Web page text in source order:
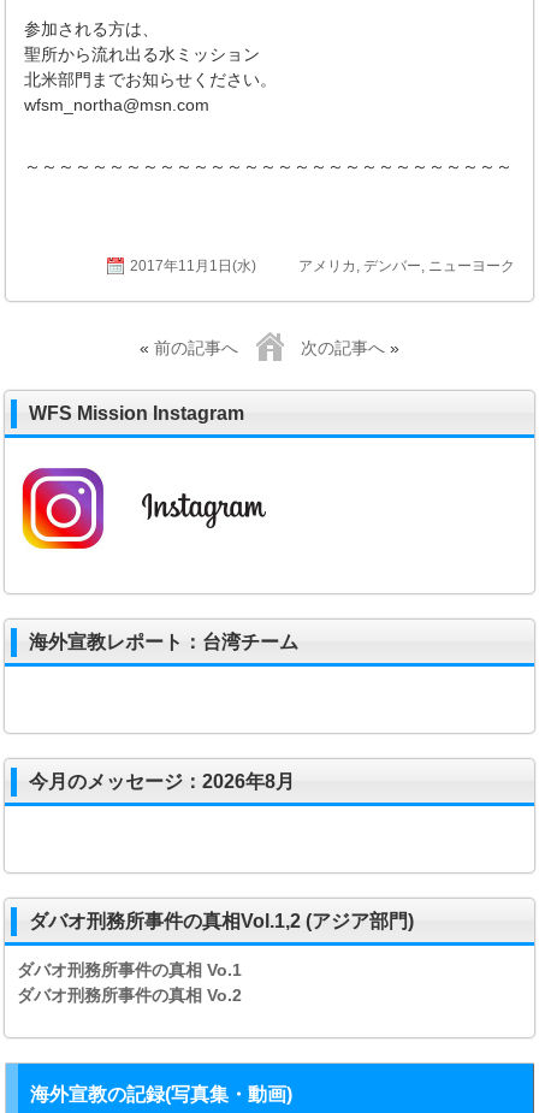
参加される方は、
聖所から流れ出る水ミッション
北米部門までお知らせください。
wfsm_northa@msn.com
～～～～～～～～～～～～～～～～～～～～～～～～～～～～～
2017年11月1日(水) アメリカ , デンバー, ニューヨーク
« 前の記事へ 次の記事へ »
WFS Mission Instagram
海外宣教レポート：台湾チーム
今月のメッセージ：2026年8月
ダバオ刑務所事件の真相Vol.1,2 (アジア部門)
ダバオ刑務所事件の真相Vo.1
ダバオ刑務所事件の真相Vo.2
海外宣教の記録(写真集・動画)